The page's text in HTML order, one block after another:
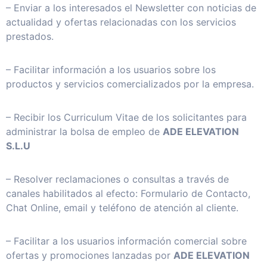
– Enviar a los interesados el Newsletter con noticias de
actualidad y ofertas relacionadas con los servicios
prestados.
– Facilitar información a los usuarios sobre los
productos y servicios comercializados por la empresa.
– Recibir los Curriculum Vitae de los solicitantes para
administrar la bolsa de empleo de ADE ELEVATION
S.L.U
– Resolver reclamaciones o consultas a través de
canales habilitados al efecto: Formulario de Contacto,
Chat Online, email y teléfono de atención al cliente.
– Facilitar a los usuarios información comercial sobre
ofertas y promociones lanzadas por ADE ELEVATION